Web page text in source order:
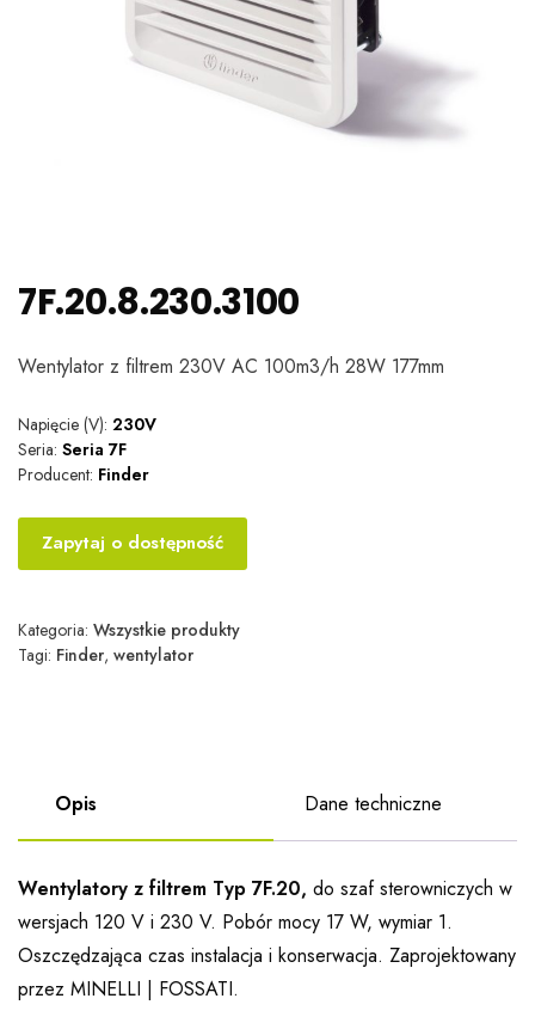
7F.20.8.230.3100
Wentylator z filtrem 230V AC 100m3/h 28W 177mm
Napięcie (V): 230V
Seria: Seria 7F
Producent: Finder
Zapytaj o dostępność
Kategoria: Wszystkie produkty
Tagi: Finder, wentylator
Opis Dane techniczne
Wentylatory z filtrem Typ 7F.20, do szaf sterowniczych w
wersjach 120 V i 230 V. Pobór mocy 17 W, wymiar 1.
Oszczędzająca czas instalacja i konserwacja. Zaprojektowany
przez MINELLI | FOSSATI.